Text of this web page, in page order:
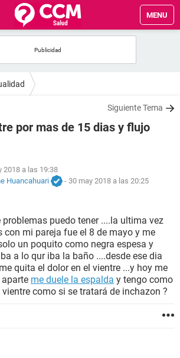
MENU
Siguiente Tema
por mas de 15 dias y flujo
2018 a las 19:38
Huancahuari
- 30 may 2018 a las 20:25
problemas puedo tener ....la ultima vez
con mi pareja fue el 8 de mayo y me
un poquito como negra espesa y
a lo qur iba la baño ....desde ese dia
quita el dolor en el vientre ...y hoy me
me duele la espalda y tengo como
como si se tratará de inchazon ?